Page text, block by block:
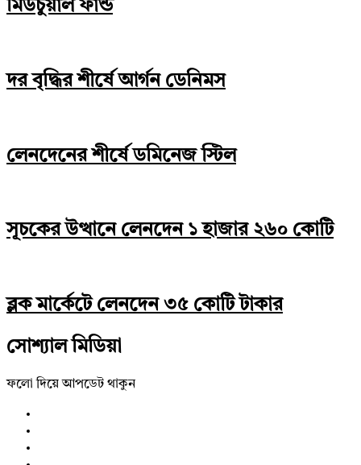
মিউচুয়াল ফান্ড
দর বৃদ্ধির শীর্ষে আর্গন ডেনিমস
লেনদেনের শীর্ষে ডমিনেজ স্টিল
সূচকের উত্থানে লেনদেন ১ হাজার ২৬০ কোটি
ব্লক মার্কেটে লেনদেন ৩৫ কোটি টাকার
সোশ্যাল মিডিয়া
ফলো দিয়ে আপডেট থাকুন